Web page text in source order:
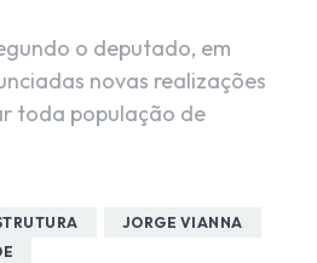
o deputado, em
novas realizações
toda população de
JORGE VIANNA